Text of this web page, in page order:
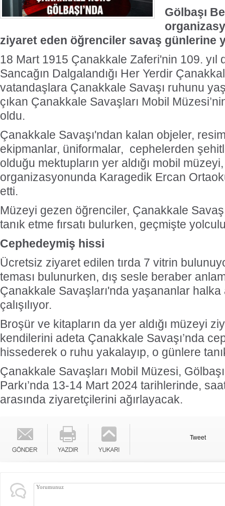
Gölbaşı
ziyaret eden öğrenciler savaş günlerine
18 Mart 1915 Çanakkale Zaferi'nin 109. yıl
Sancağın Dalgalandığı Her Yerdir
vatandaşlara Çanakkale Savaşı ruhunu
çıkan Çanakkale Savaşları Mobil
oldu.
Çanakkale Savaşı'ndan kalan objeler,
ekipmanlar, üniformalar, cephelerden
olduğu mektupların yer aldığı mobil
organizasyonunda Karagedik Ercan
etti.
Müzeyi gezen öğrenciler, Çanakkale
tanık etme fırsatı bulurken, geçmişte
Cephedeymiş hissi
Ücretsiz ziyaret edilen tırda 7 vitrin
teması bulunurken, dış sesle beraber
Çanakkale Savaşları'nda yaşananlar halka
çalışılıyor.
Broşür ve kitapların da yer aldığı müzeyi
kendilerini adeta Çanakkale Savaşı’nda
hissederek o ruhu yakalayıp, o günlere
Çanakkale Savaşları Mobil Müzesi,
Parkı’nda 13-14 Mart 2024 tarihlerinde,
arasında ziyaretçilerini ağırlayacak.
Tweet